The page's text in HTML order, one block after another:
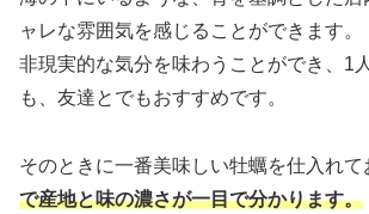
ャレな雰囲気を感じることができます。
非現実的な気分を味わうことができ、1
も、友達とでもおすすめです。
そのときに一番美味しい牡蠣を仕入れて
で産地と味の濃さが一目で分かります。